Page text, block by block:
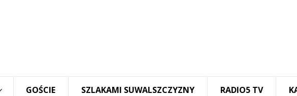
GOŚCIE SZLAKAMI SUWALSZCZYZNY RADIO5 TV